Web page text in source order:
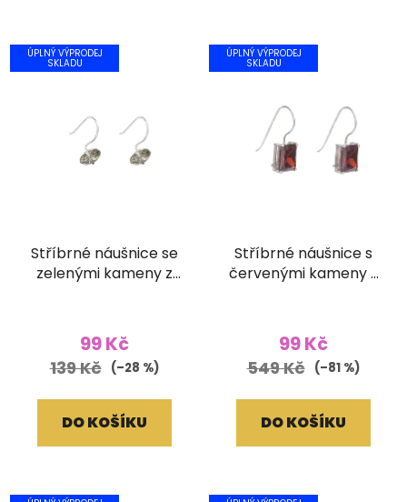
ÚPLNÝ VÝPRODEJ
SKLADU
Stříbrné náušnice se
zelenými kameny z
99 Kč
139 Kč (–28 %)
DO KOŠÍKU
ÚPLNÝ VÝPRODEJ
SKLADU
Stříbrné náušnice s
červenými kameny z
99 Kč
549 Kč (–81 %)
DO KOŠÍKU